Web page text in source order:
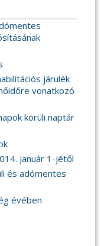
járulék
vonatkozó
körüli naptár
január 1-jétől
és adómentes
évében